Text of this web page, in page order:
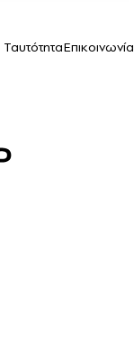
ΤαυτότηταΕπικοινωνία